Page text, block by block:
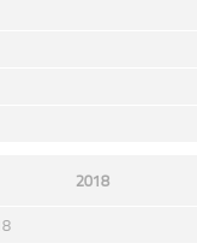
2018